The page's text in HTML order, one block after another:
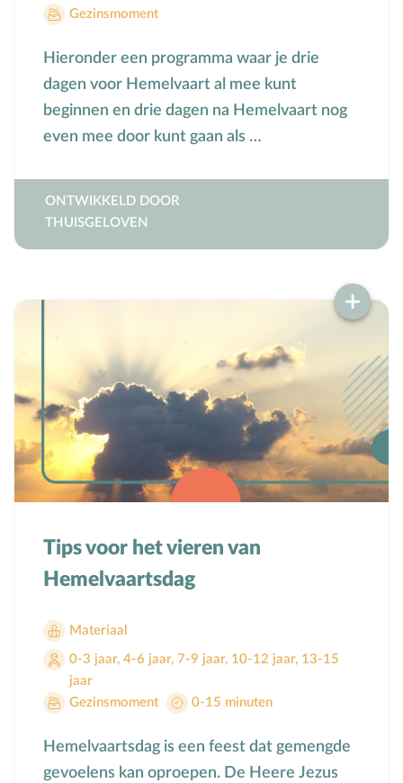
Boekentips voor ouders en opvoedkringen
Alle onderwerpen
Biddag
Bijbelse kernbegrippen
Bijbelteksten memoriseren
Christen zijn
D
Dankdag
Doopdag
Duurzaamheid
Echtscheiding
Emoties
Geloofsgesprek
Geloofsopvoeding
Goede Vrijdag
Groepsdruk
Grootouders
Hemelvaartsdag
Gezinsmoment
Hieronder een programma waar je drie
dagen voor Hemelvaart al mee kunt
beginnen en drie dagen na Hemelvaart nog
even mee door kunt gaan als …
ONTWIKKELD DOOR
THUISGELOVEN
Tips voor het vieren van
Hemelvaartsdag
Materiaal
0-3 jaar, 4-6 jaar, 7-9 jaar, 10-12 jaar, 13-15
jaar
Gezinsmoment
0-15 minuten
Hemelvaartsdag is een feest dat gemengde
gevoelens kan oproepen. De Heere Jezus